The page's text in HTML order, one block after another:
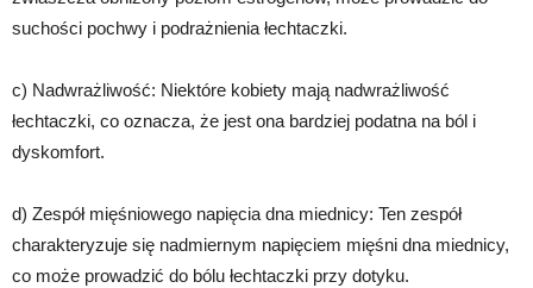
suchości pochwy i podrażnienia łechtaczki.
c) Nadwrażliwość: Niektóre kobiety mają nadwrażliwość
łechtaczki, co oznacza, że ​​jest ona bardziej podatna na ból i
dyskomfort.
d) Zespół mięśniowego napięcia dna miednicy: Ten zespół
charakteryzuje się nadmiernym napięciem mięśni dna miednicy,
co może prowadzić do bólu łechtaczki przy dotyku.